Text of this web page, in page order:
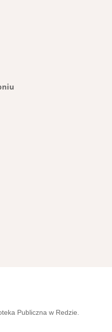
Publiczna w Redzie.